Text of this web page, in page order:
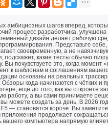
амбициозных шагов вперед,
процесс разработчика,
дизайн делает рабочую
Представьте
своевременную, а не
подскажет, какие тесты обычно
почувствуете это, когда момент
к шаблонам и соглашениям
основаны на реальных
кода начинаются с чётких и
ещё до того, как вы откроете
работу, а вы сами принимаете
можете создать за день. В 2026
— становятся короче. Вы
продолжает
компьютера напрямую